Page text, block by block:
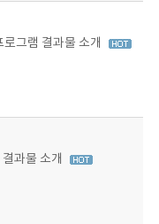
그램 결과물 소개
과물 소개